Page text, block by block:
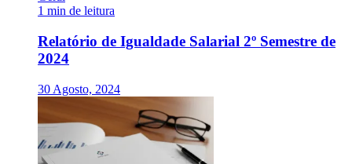
1 min de leitura
Relatório de Igualdade Salarial 2º Semestre de
2024
30 Agosto, 2024